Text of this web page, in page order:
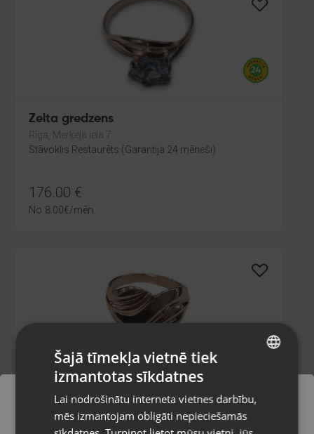
Zelta gredzens
Rīga, Merķeļa iela 7
Stāvoklis Restaurēts (Garantija 24 mēneši)
176.00 €
No 8.00€/mēn.
Zelta gredzens
Rīga, Dižozolu iela 11
Stāvoklis Restaurēts (Garantija 24 mēneši)
RUSSIAN
Šajā tīmekļa vietnē tiek
izmantotas sīkdatnes
Lai nodrošinātu interneta vietnes darbību,
mēs izmantojam obligāti nepieciešamās